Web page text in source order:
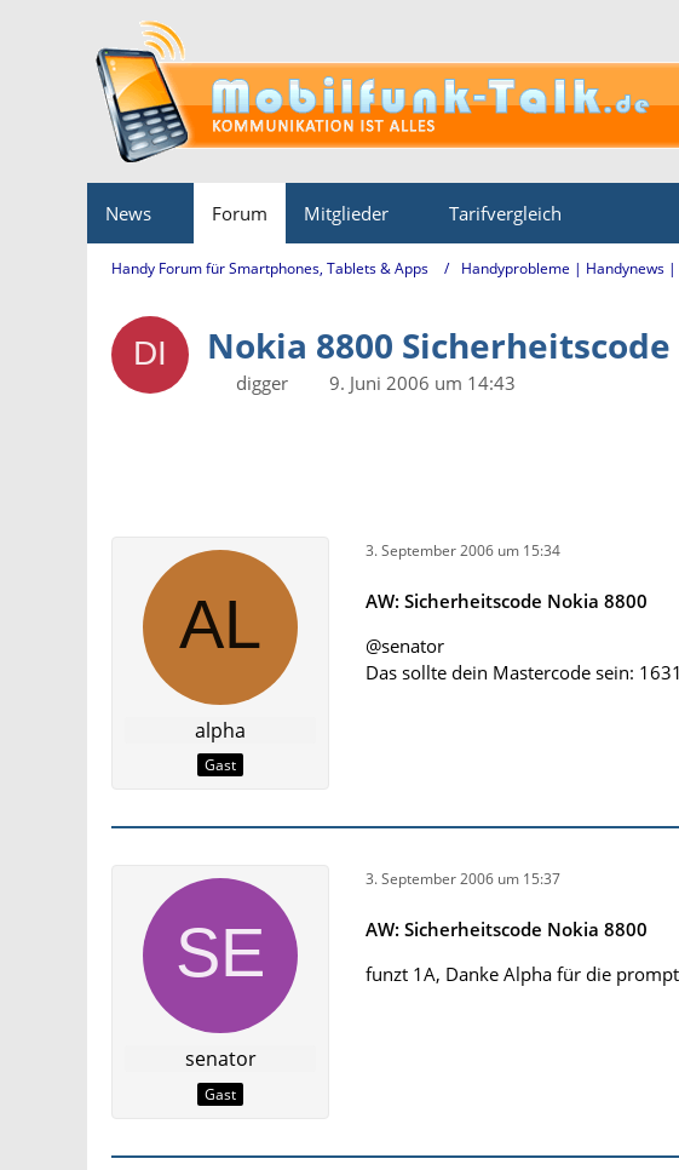
News Forum Mitglieder Tarifvergleich
Handy Forum für Smartphones, Tablets & Apps Handyprobleme | Handynews
Nokia 8800 Sicherheitscode
digger
9. Juni 2006 um 14:43
alpha
Gast
3. September 2006 um 15:34
AW: Sicherheitscode Nokia 8800
@senator
Das sollte dein Mastercode sein:
senator
Gast
3. September 2006 um 15:37
AW: Sicherheitscode Nokia 8800
funzt 1A, Danke Alpha für die